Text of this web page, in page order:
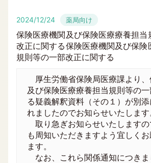
2024/12/24 薬局向け
保険医療機関及び保険医療療養担当
改正に関する保険医療機関及び保険
規則等の一部改正に関する
厚生労働省保険局医療課より、
及び保険医療療養担当規則等の
る疑義解釈資料（その１）が別
れましたのでお知らせいたします
取り急ぎお知らせいたします
も周知いただきますよう宜しく
ます。
なお、これら関係通知につきま